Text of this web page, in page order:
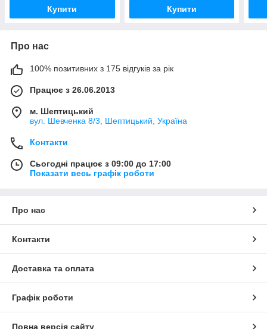
Купити Купити
Про нас
100% позитивних з 175 відгуків за рік
Працює з 26.06.2013
м. Шептицький
вул. Шевченка 8/3, Шептицький, Україна
Контакти
Сьогодні працює з 09:00 до 17:00
Показати весь графік роботи
Про нас
Контакти
Доставка та оплата
Графік роботи
Повна версія сайту